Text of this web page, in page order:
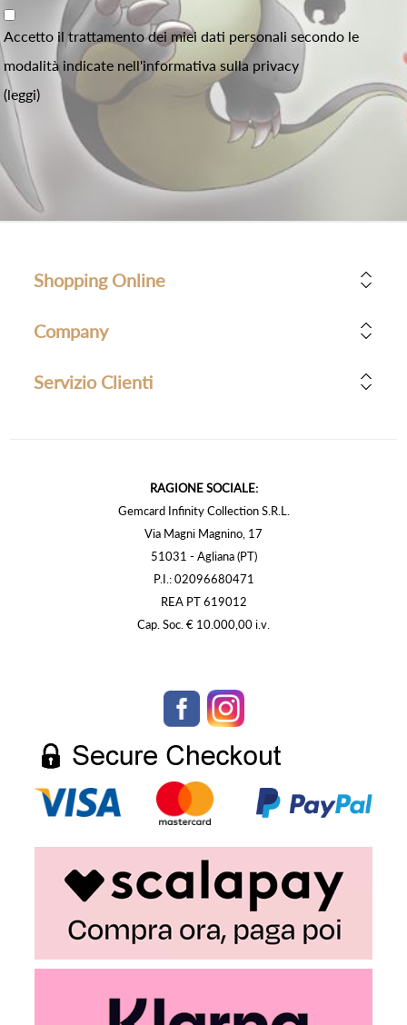
Accetto il trattamento dei miei dati personali secondo le
modalità indicate nell'informativa sulla privacy
(leggi)
Shopping Online
Company
Servizio Clienti
RAGIONE SOCIALE:
Gemcard Infinity Collection S.R.L.
Via Magni Magnino, 17
51031 - Agliana (PT)
P.I.: 02096680471
REA PT 619012
Cap. Soc. € 10.000,00 i.v.